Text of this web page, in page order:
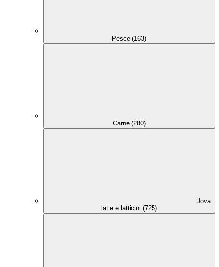
Pesce (163)
Carne (280)
Uova
latte e latticini (725)